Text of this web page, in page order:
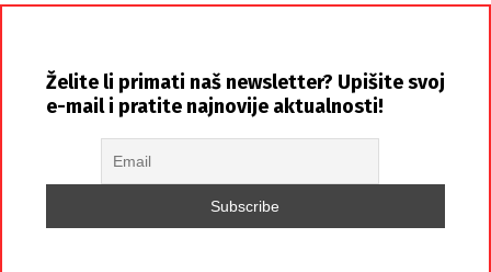
Želite li primati naš newsletter? Upišite svoj
e-mail i pratite najnovije aktualnosti!